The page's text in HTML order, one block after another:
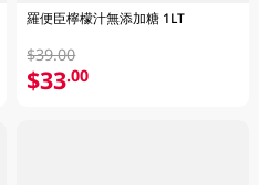
羅便臣檸檬汁無添加糖 1LT
$39.00
$33.00